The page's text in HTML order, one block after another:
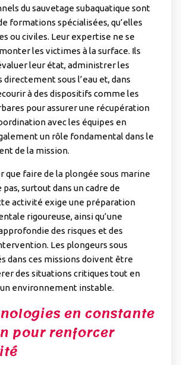
du sauvetage subaquatique sont
formations spécialisées, qu’elles
ou civiles. Leur expertise ne se
les victimes à la surface. Ils
leur état, administrer les
sous l’eau et, dans
à des dispositifs comme les
pour assurer une récupération
avec les équipes en
un rôle fondamental dans le
de la mission.
que faire de la plongée sous marine
pas, surtout dans un cadre de
activité exige une préparation
rigoureuse, ainsi qu’une
des risques et des
Les plongeurs sous
dans ces missions doivent être
des situations critiques tout en
environnement instable.
en constante
pour renforcer